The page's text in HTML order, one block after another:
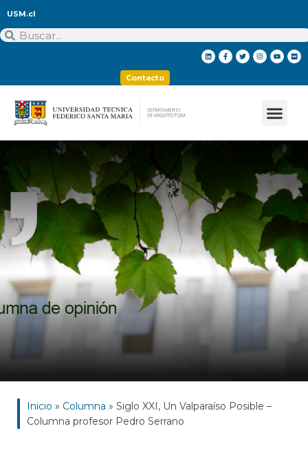
USM.cl
Contacto
Inicio » Columna » Siglo XXI, Un Valparaíso Posible –
Columna profesor Pedro Serrano